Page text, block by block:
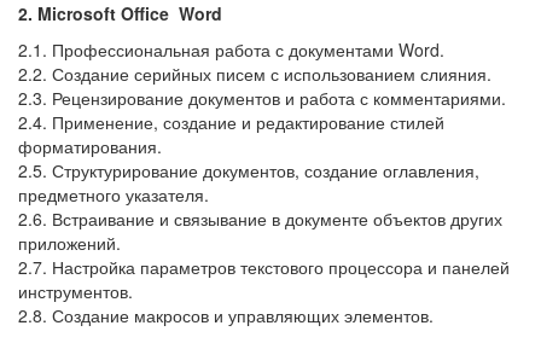
2. Microsoft Office Word
2.1. Профессиональная работа с документами Word.
2.2. Создание серийных писем с использованием слияния.
2.3. Рецензирование документов и работа с комментариями.
2.4. Применение, создание и редактирование стилей
форматирования.
2.5. Структурирование документов, создание оглавления,
предметного указателя.
2.6. Встраивание и связывание в документе объектов других
приложений.
2.7. Настройка параметров текстового процессора и панелей
инструментов.
2.8. Создание макросов и управляющих элементов.